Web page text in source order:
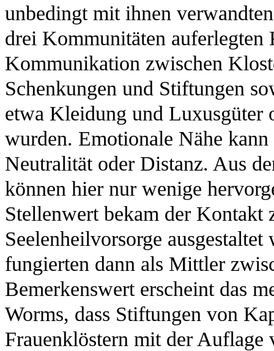
unbedingt mit ihnen
drei Kommunitäten
Kommunikation zwischen
Schenkungen und Stiftungen
etwa Kleidung und Luxusgüter
wurden. Emotionale Nähe
Neutralität oder Distanz. Aus
können hier nur wenige
Stellenwert bekam der Kontakt
Seelenheilvorsorge
fungierten dann als Mittler
Bemerkenswert erscheint das
Worms, dass Stiftungen von
Frauenklöstern mit der Auflage